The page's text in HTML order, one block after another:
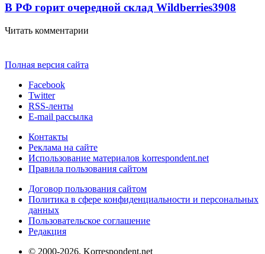
В РФ горит очередной склад Wildberries3908
Читать комментарии
Полная версия сайта
Facebook
Twitter
RSS-ленты
E-mail рассылка
Контакты
Реклама на сайте
Использование материалов korrespondent.net
Правила пользования сайтом
Договор пользования сайтом
Политика в сфере конфиденциальности и персональных
данных
Пользовательское соглашение
Редакция
© 2000-2026, Korrespondent.net